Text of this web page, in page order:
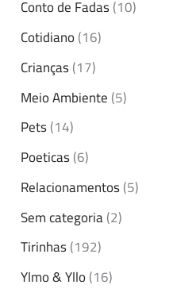
Conto de Fadas(10)
Cotidiano(16)
Crianças(17)
Meio Ambiente(5)
Pets(14)
Poeticas(6)
Relacionamentos(5)
Sem categoria(2)
Tirinhas(192)
Ylmo & Yllo(16)